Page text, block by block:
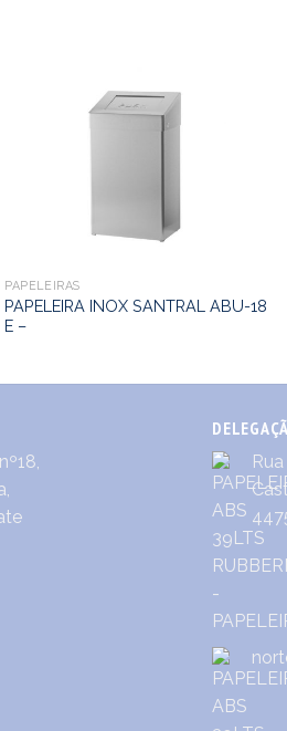
PAPELEIRAS
PAPELEIRA INOX SANTRAL ABU-18
E –